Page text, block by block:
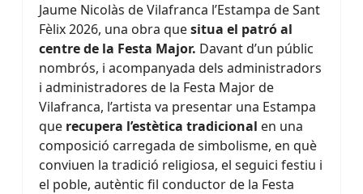
Jaume Nicolàs de Vilafranca l’Estampa de Sant
Fèlix 2026, una obra quesitua el patró al
centre de la Festa Major. Davant d’un públic
nombrós, i acompanyada dels administradors
i administradores de la Festa Major de
Vilafranca, l’artista va presentar una Estampa
que recupera l’estètica tradicional en una
composició carregada de simbolisme, en què
conviuen la tradició religiosa, el seguici festiu i
el poble, autèntic fil conductor de la Festa